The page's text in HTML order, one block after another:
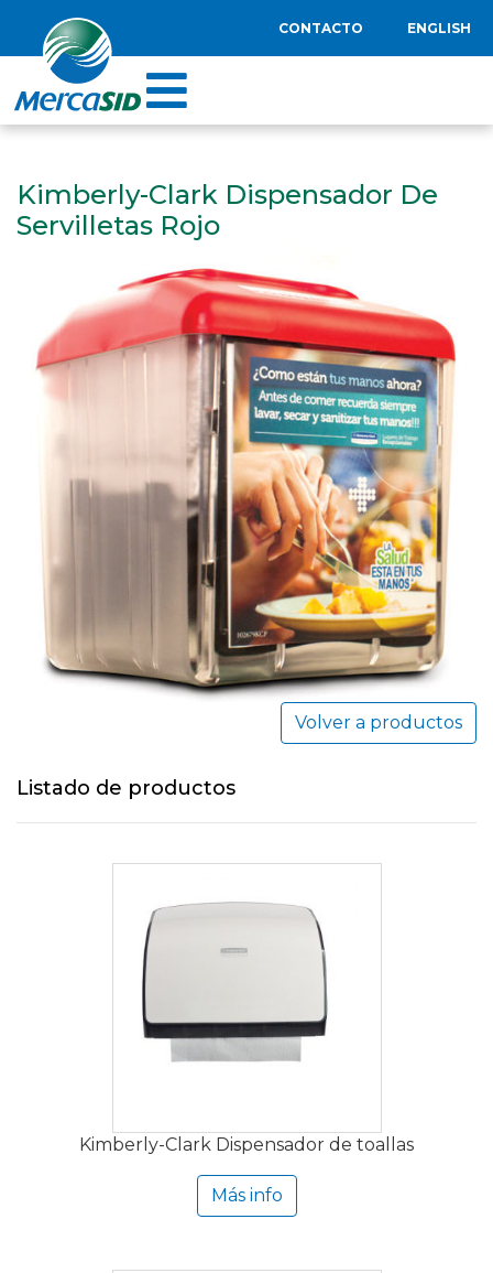
CONTACTO ENGLISH
Kimberly-Clark Dispensador De
Servilletas Rojo
Volver a productos
Listado de productos
Kimberly-Clark Dispensador de toallas
Más info